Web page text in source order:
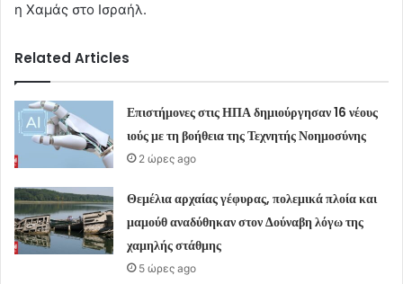
η Χαμάς στο Ισραήλ.
Related Articles
Επιστήμονες στις ΗΠΑ δημιούργησαν 16 νέους
ιούς με τη βοήθεια της Τεχνητής Νοημοσύνης
2 ώρες ago
Θεμέλια αρχαίας γέφυρας, πολεμικά πλοία και
μαμούθ αναδύθηκαν στον Δούναβη λόγω της
χαμηλής στάθμης
5 ώρες ago